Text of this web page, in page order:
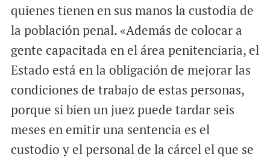
quienes tienen en sus manos la custodia de
la población penal. «Además de colocar a
gente capacitada en el área penitenciaria, el
Estado está en la obligación de mejorar las
condiciones de trabajo de estas personas,
porque si bien un juez puede tardar seis
meses en emitir una sentencia es el
custodio y el personal de la cárcel el que se